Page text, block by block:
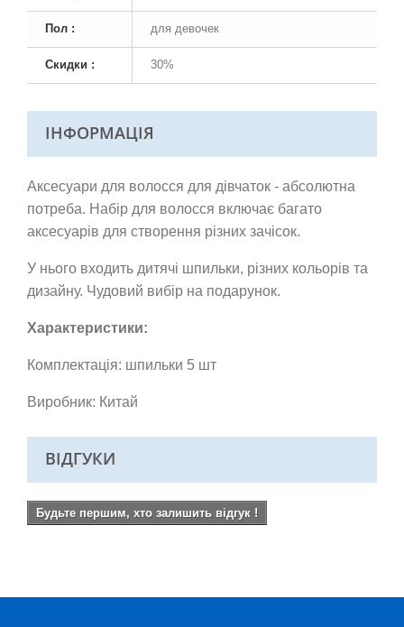
Пол : для девочек
Скидки : 30%
ІНФОРМАЦІЯ
Аксесуари для волосся для дівчаток - абсолютна
потреба. Набір для волосся включає багато
аксесуарів для створення різних зачісок.
У нього входить дитячі шпильки, різних кольорів та
дизайну. Чудовий вибір на подарунок.
Характеристики:
Комплектація: шпильки 5 шт
Виробник: Китай
ВІДГУКИ
Будьте першим, хто залишить відгук !